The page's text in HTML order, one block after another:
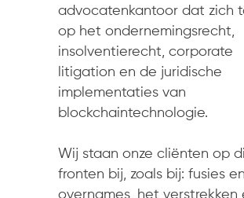
advocatenkantoor dat zich
op het ondernemingsrecht,
insolventierecht, corporate
litigation en de juridische
implementaties van
blockchaintechnologie.
Wij staan onze cliënten op
fronten bij, zoals bij: fusies en
overnames, het verstrekken